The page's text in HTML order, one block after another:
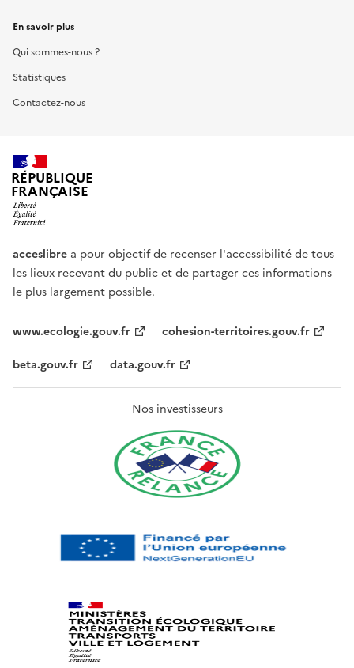
En savoir plus
Qui sommes-nous ?
Statistiques
Contactez-nous
RÉPUBLIQUE
FRANÇAISE
acceslibre a pour objectif de recenser l'accessibilité de tous
les lieux recevant du public et de partager ces informations
le plus largement possible.
www.ecologie.gouv.fr
cohesion-territoires.gouv.fr
beta.gouv.fr
data.gouv.fr
Nos investisseurs